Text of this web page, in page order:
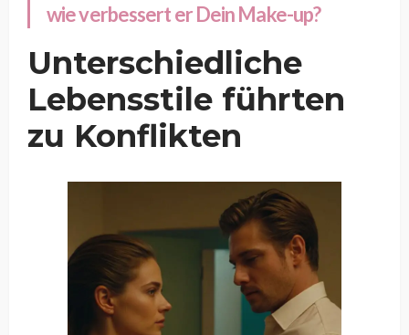
wie verbessert er Dein Make-up?
Unterschiedliche
Lebensstile führten
zu Konflikten